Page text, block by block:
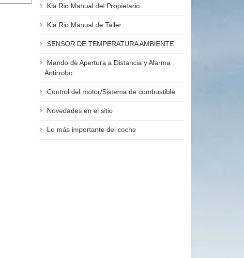
Kia Rio Manual del Propietario
Kia Rio Manual de Taller
SENSOR DE TEMPERATURA AMBIENTE
Mando de Apertura a Distancia y Alarma
Antirrobo
Control del motor/Sistema de combustible
Novedades en el sitio
Lo más importante del coche